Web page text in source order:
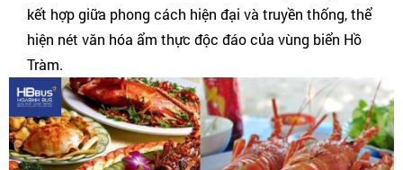
kết hợp giữa phong cách hiện đại và truyền thống, thể
hiện nét văn hóa ẩm thực độc đáo của vùng biển Hồ
Tràm.